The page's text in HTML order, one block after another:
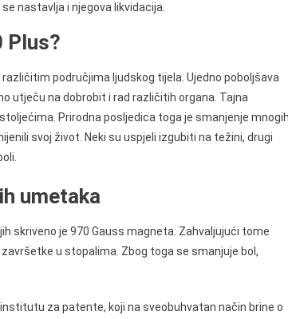
nastavlja i njegova likvidacija.
Plus?
područjima ljudskog tijela. Ujedno poboljšava
utječu na dobrobit i rad različitih organa. Tajna
Prirodna posljedica toga je smanjenje
svoj život. Neki su uspjeli izgubiti na težini, drugi
umetaka
skriveno je 970 Gauss magneta. Zahvaljujući tome
u stopalima. Zbog toga se smanjuje bol,
za patente, koji na sveobuhvatan način brine o